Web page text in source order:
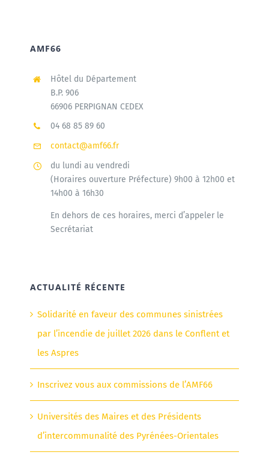
AMF66
Hôtel du Département
B.P. 906
66906 PERPIGNAN CEDEX
04 68 85 89 60
contact@amf66.fr
du lundi au vendredi
(Horaires ouverture Préfecture) 9h00 à 12h00 et
14h00 à 16h30
En dehors de ces horaires, merci d’appeler le
Secrétariat
ACTUALITÉ RÉCENTE
Solidarité en faveur des communes sinistrées
par l’incendie de juillet 2026 dans le Conflent et
les Aspres
Inscrivez vous aux commissions de l’AMF66
Universités des Maires et des Présidents
d’intercommunalité des Pyrénées-Orientales